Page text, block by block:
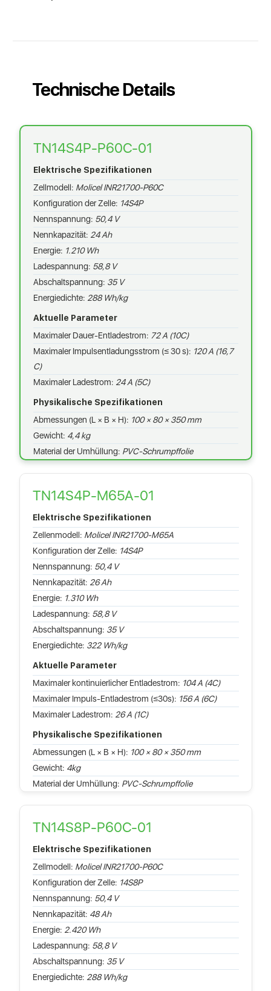
Technische Details
TN14S4P-P60C-01
Elektrische Spezifikationen
Zellmodell: Molicel INR21700-P60C
Konfiguration der Zelle: 14S4P
Nennspannung: 50,4 V
Nennkapazität: 24 Ah
Energie: 1.210 Wh
Ladespannung: 58,8 V
Abschaltspannung: 35 V
Energiedichte: 288 Wh/kg
Aktuelle Parameter
Maximaler Dauer-Entladestrom: 72 A (10C)
Maximaler Impulsentladungsstrom (≤ 30 s): 120 A (16,7
C)
Maximaler Ladestrom: 24 A (5C)
Physikalische Spezifikationen
Abmessungen (L × B × H): 100 × 80 × 350 mm
Gewicht: 4,4 kg
Material der Umhüllung: PVC-Schrumpffolie
TN14S4P-M65A-01
Elektrische Spezifikationen
Zellenmodell: Molicel INR21700-M65A
Konfiguration der Zelle: 14S4P
Nennspannung: 50,4 V
Nennkapazität: 26 Ah
Energie: 1.310 Wh
Ladespannung: 58,8 V
Abschaltspannung: 35 V
Energiedichte: 322 Wh/kg
Aktuelle Parameter
Maximaler kontinuierlicher Entladestrom: 104 A (4C)
Maximaler Impuls-Entladestrom (≤30s): 156 A (6C)
Maximaler Ladestrom: 26 A (1C)
Physikalische Spezifikationen
Abmessungen (L × B × H): 100 × 80 × 350 mm
Gewicht: 4kg
Material der Umhüllung: PVC-Schrumpffolie
TN14S8P-P60C-01
Elektrische Spezifikationen
Zellmodell: Molicel INR21700-P60C
Konfiguration der Zelle: 14S8P
Nennspannung: 50,4 V
Nennkapazität: 48 Ah
Energie: 2.420 Wh
Ladespannung: 58,8 V
Abschaltspannung: 35 V
Energiedichte: 288 Wh/kg